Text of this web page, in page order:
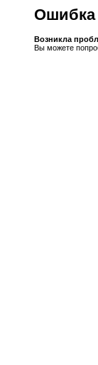
Ошибка
Возникла
Вы можете